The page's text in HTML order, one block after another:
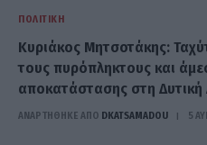
ΠΟΛΙΤΙΚΉ
Κυριάκος Μητσοτάκης:
τους πυρόπληκτους και
αποκατάστασης στη Δυτική
ΑΝΑΡΤΗΘΗΚΕ ΑΠΟ DKATSAMADOU 5